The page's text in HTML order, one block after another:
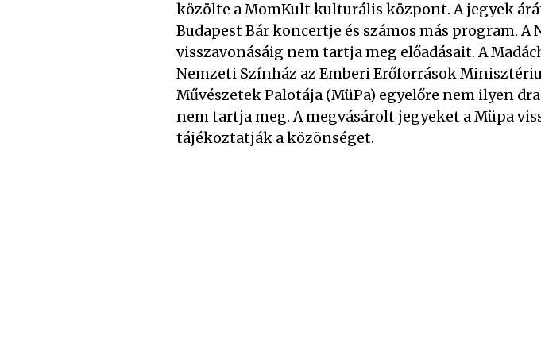
közölte a MomKult kulturális központ. A jegyek
Budapest Bár koncertje és számos más program.
visszavonásáig nem tartja meg előadásait. A
Nemzeti Színház az Emberi Erőforrások
Művészetek Palotája (MüPa) egyelőre nem ilyen
nem tartja meg. A megvásárolt jegyeket a Müpa
tájékoztatják a közönséget.